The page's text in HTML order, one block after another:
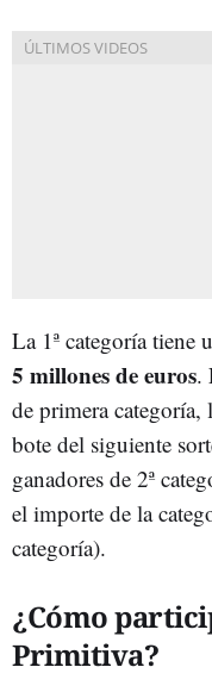
La 1ª categoría
5 millones de euros.
de primera categoría,
bote del siguiente
ganadores de 2ª
el importe de la
categoría).
¿Cómo
Primitiva?